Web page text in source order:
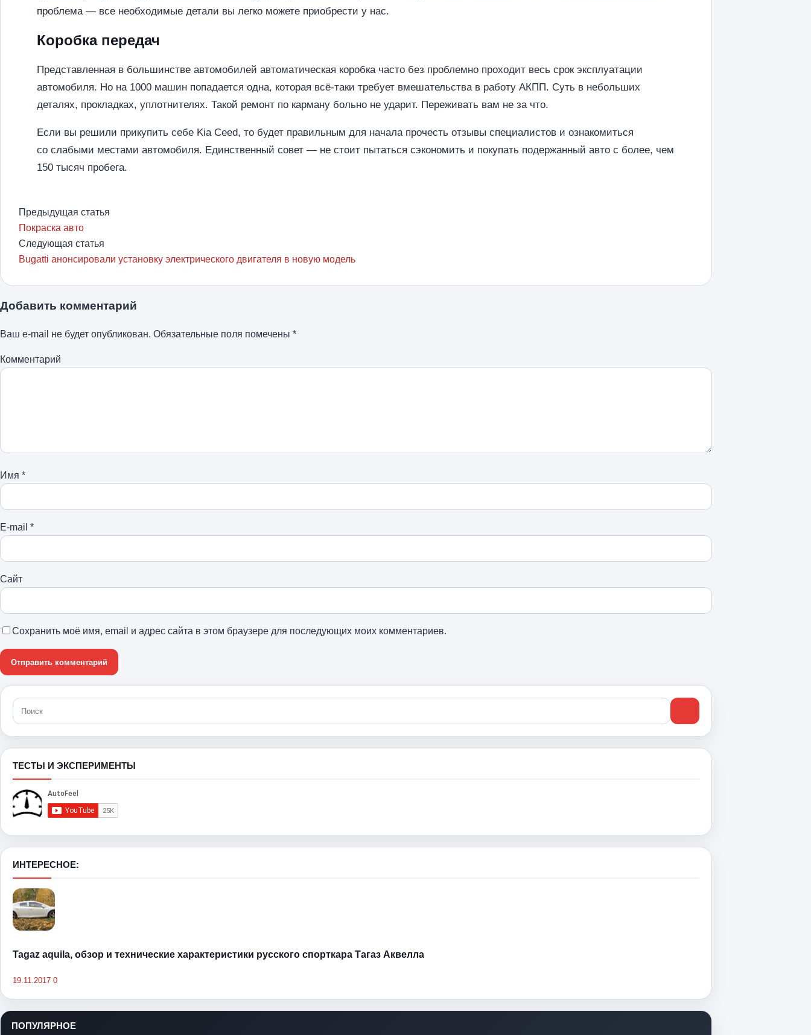
проблема — все необходимые детали вы легко можете приобрести у нас.
Коробка передач
Представленная в большинстве автомобилей автоматическая коробка часто без проблемно проходит весь срок эксплуатации
автомобиля. Но на 1000 машин попадается одна, которая всё-таки требует вмешательства в работу АКПП. Суть в небольших
деталях, прокладках, уплотнителях. Такой ремонт по карману больно не ударит. Переживать вам не за что.
Если вы решили прикупить себе Kia Ceed, то будет правильным для начала прочесть отзывы специалистов и ознакомиться
со слабыми местами автомобиля. Единственный совет — не стоит пытаться сэкономить и покупать подержанный авто с более, чем
150 тысяч пробега.
Предыдущая статья
Покраска авто
Следующая статья
Bugatti анонсировали установку электрического двигателя в новую модель
Добавить комментарий
Ваш e-mail не будет опубликован. Обязательные поля помечены *
Комментарий
Имя *
E-mail *
Сайт
Сохранить моё имя, email и адрес сайта в этом браузере для последующих моих комментариев.
ТЕСТЫ И ЭКСПЕРИМЕНТЫ
ИНТЕРЕСНОЕ:
Tagaz aquila, обзор и технические характеристики русского спорткара Тагаз Аквелла
19.11.2017 0
ПОПУЛЯРНОЕ